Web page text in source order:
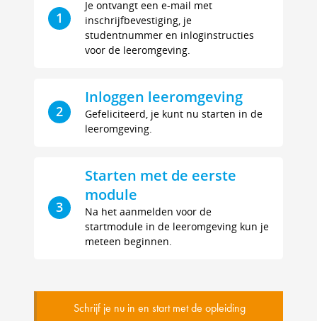
1
Je ontvangt een e-mail met
inschrijfbevestiging, je
studentnummer en inloginstructies
voor de leeromgeving.
2
Inloggen leeromgeving
Gefeliciteerd, je kunt nu starten in de
leeromgeving.
3
Starten met de eerste
module
Na het aanmelden voor de
startmodule in de leeromgeving kun je
meteen beginnen.
Schrijf je nu in en start met de opleiding